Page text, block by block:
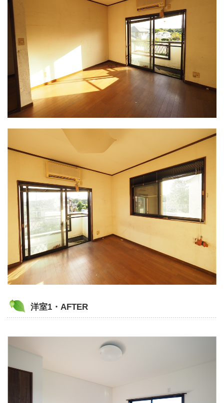
洋室1・AFTER